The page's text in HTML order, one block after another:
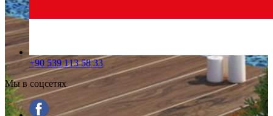
+90 539 113 58 33
Мы в соцсетях